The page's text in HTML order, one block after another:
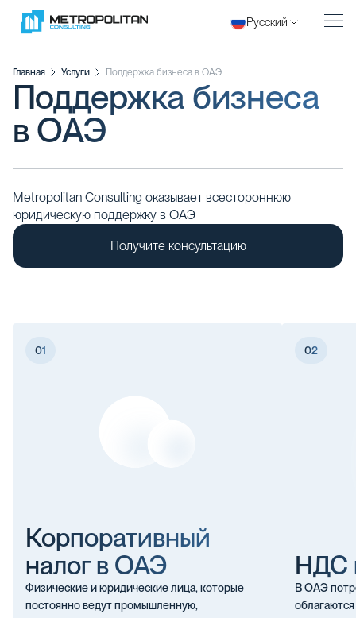
Русский
Главная Услуги Поддержка бизнеса в ОАЭ
Поддержка бизнеса
в ОАЭ
Metropolitan Consulting оказывает всестороннюю
юридическую поддержку в ОАЭ
Получите консультацию
01
Корпоративный
налог в ОАЭ
Физические и юридические лица, которые
постоянно ведут промышленную,
02
НДС
В ОАЭ